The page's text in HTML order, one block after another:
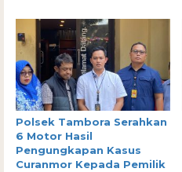
Polsek Tambora Serahkan
6 Motor Hasil
Pengungkapan Kasus
Curanmor Kepada Pemilik